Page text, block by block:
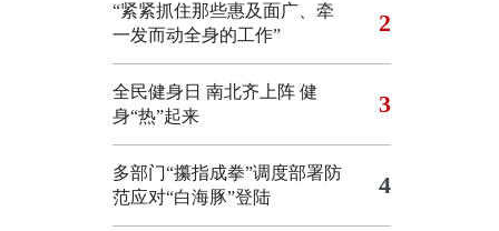
“紧紧抓住那些惠及面广、牵
一发而动全身的工作”
2
全民健身日 南北齐上阵 健
身“热”起来
3
多部门“攥指成拳”调度部署防
范应对“白海豚”登陆
4